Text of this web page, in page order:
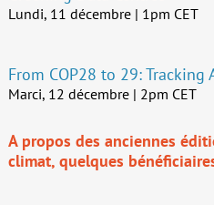
Lundi, 11 décembre | 1pm CET
From COP28 to 29:
Marci, 12 décembre | 2pm CET
A propos des anciennes
climat, quelques